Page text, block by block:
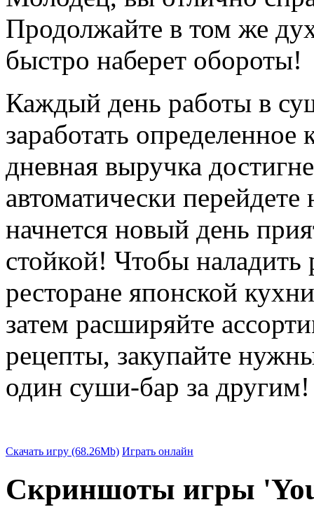
Продолжайте в том же
быстро наберет обороты!
Каждый день работы в
заработать
дневная выручка
автоматически
начнется новый день
стойкой! Чтобы
ресторане японской
затем расширяйте
рецепты, закупайте
один суши-бар за другим!
Скачать игру (68.26Mb) Играть онлайн
Скриншоты игры